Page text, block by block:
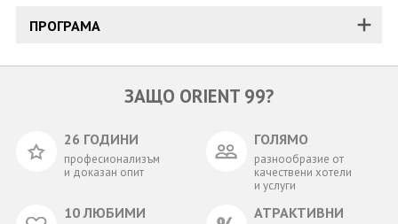
ПРОГРАМА
ЗАЩО ORIENT 99?
26 ГОДИНИ
професионализъм
и доказан опит
ГОЛЯМО
разнообразие от
качествени хотели
и услуги
10 ЛЮБИМИ АТРАКТИВНИ